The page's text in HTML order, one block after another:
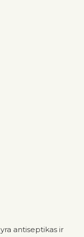
yra antiseptikas ir